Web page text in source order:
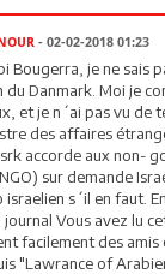
- 02-02-2018 01:23
Bougerra, je ne sais
Danmark. Moi je
et je n´ai pas vu de
des affaires
accorde aux non-
sur demande
israelien s´il en faut.
journal Vous avez lu
facilement des amis
"Lawrance of